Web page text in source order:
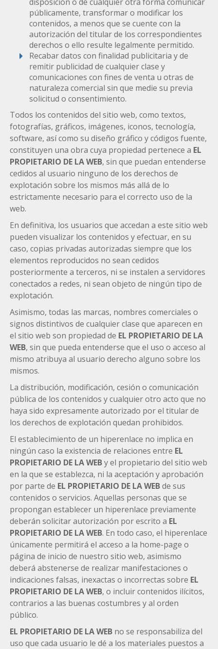
públicamente, transformar o modificar los
contenidos, a menos que se cuente con la
autorización del titular de los correspondientes
derechos o ello resulte legalmente permitido.
Recabar datos con finalidad publicitaria y de
remitir publicidad de cualquier clase y
comunicaciones con fines de venta u otras de
naturaleza comercial sin que medie su previa
solicitud o consentimiento.
Todos los contenidos del sitio web, como textos,
fotografías, gráficos, imágenes, iconos, tecnología,
software, así como su diseño gráfico y códigos fuente,
constituyen una obra cuya propiedad pertenece a EL
PROPIETARIO DE LA WEB, sin que puedan entenderse
cedidos al usuario ninguno de los derechos de
explotación sobre los mismos más allá de lo
estrictamente necesario para el correcto uso de la
web.
En definitiva, los usuarios que accedan a este sitio web
pueden visualizar los contenidos y efectuar, en su
caso, copias privadas autorizadas siempre que los
elementos reproducidos no sean cedidos
posteriormente a terceros, ni se instalen a servidores
conectados a redes, ni sean objeto de ningún tipo de
explotación.
Asimismo, todas las marcas, nombres comerciales o
signos distintivos de cualquier clase que aparecen en
el sitio web son propiedad de EL PROPIETARIO DE LA
WEB, sin que pueda entenderse que el uso o acceso al
mismo atribuya al usuario derecho alguno sobre los
mismos.
La distribución, modificación, cesión o comunicación
pública de los contenidos y cualquier otro acto que no
haya sido expresamente autorizado por el titular de
los derechos de explotación quedan prohibidos.
El establecimiento de un hiperenlace no implica en
ningún caso la existencia de relaciones entre EL
PROPIETARIO DE LA WEBy el propietario del sitio web
en la que se establezca, ni la aceptación y aprobación
por parte de EL PROPIETARIO DE LA WEBde sus
contenidos o servicios. Aquellas personas que se
propongan establecer un hiperenlace previamente
deberán solicitar autorización por escrito a EL
PROPIETARIO DE LA WEB. En todo caso, el hiperenlace
únicamente permitirá el acceso a la home-page o
página de inicio de nuestro sitio web, asimismo
deberá abstenerse de realizar manifestaciones o
indicaciones falsas, inexactas o incorrectas sobre EL
PROPIETARIO DE LA WEB, o incluir contenidos ilícitos,
contrarios a las buenas costumbres y al orden
público.
EL PROPIETARIO DE LA WEB no se responsabiliza del
uso que cada usuario le dé a los materiales puestos a